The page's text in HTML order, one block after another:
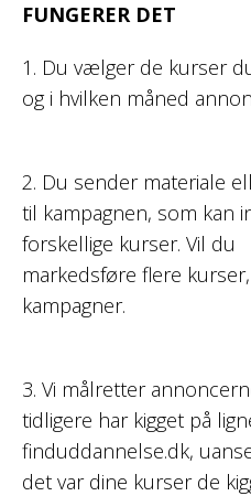
FUNGERER DET
1. Du vælger de kurser
og i hvilken måned
2. Du sender materiale
til kampagnen, som kan
forskellige kurser. Vil du
markedsføre flere
kampagner.
3. Vi målretter
tidligere har kigget på
finduddannelse.dk,
det var dine kurser de